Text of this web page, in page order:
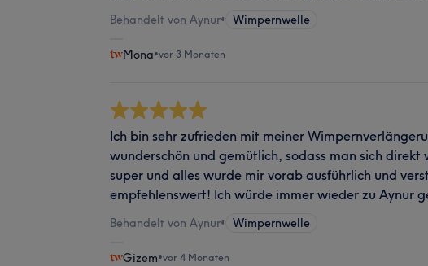
Behandelt von Aynur• Wimpernwelle
Mona•vor 3 Monaten
Ich bin sehr zufrieden mit meiner
wunderschön und gemütlich, sodass man sich
super und alles wurde mir vorab ausführlich und
empfehlenswert! Ich würde immer wieder zu Aynur
Behandelt von Aynur• Wimpernwelle
Gizem•vor 4 Monaten